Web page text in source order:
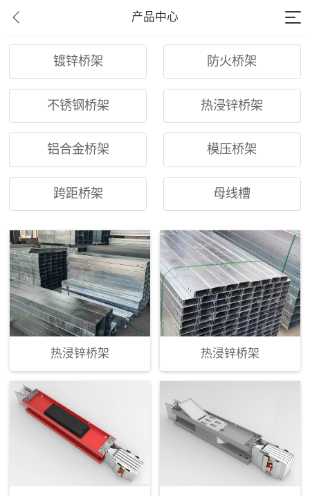
产品中心
镀锌桥架 防火桥架
不锈钢桥架 热浸锌桥架
铝合金桥架 模压桥架
跨距桥架 母线槽
热浸锌桥架 热浸锌桥架